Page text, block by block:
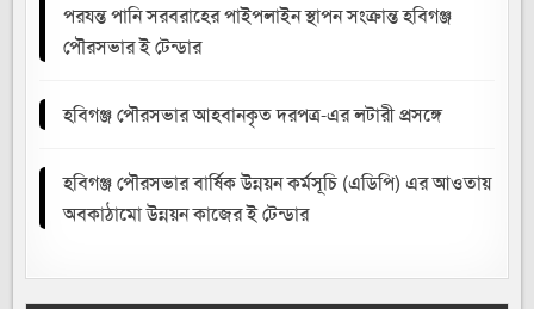
পরযন্ত পানি সরবরাহের পাইপলাইন স্থাপন সংক্রান্ত হবিগঞ্জ
পৌরসভার ই টেন্ডার
হবিগঞ্জ পৌরসভার আহবানকৃত দরপত্র-এর লটারী প্রসঙ্গে
হবিগঞ্জ পৌরসভার বার্ষিক উন্নয়ন কর্মসূচি (এডিপি) এর আওতায়
অবকাঠামো উন্নয়ন কাজের ই টেন্ডার